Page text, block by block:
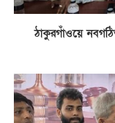
ঠাকুরগাঁওয়ে